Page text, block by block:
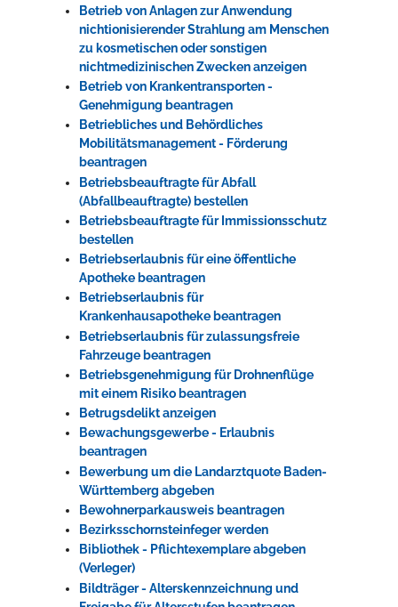
Betrieb von Anlagen zur Anwendung
nichtionisierender Strahlung am Menschen
zu kosmetischen oder sonstigen
nichtmedizinischen Zwecken anzeigen
Betrieb von Krankentransporten -
Genehmigung beantragen
Betriebliches und Behördliches
Mobilitätsmanagement - Förderung
beantragen
Betriebsbeauftragte für Abfall
(Abfallbeauftragte) bestellen
Betriebsbeauftragte für Immissionsschutz
bestellen
Betriebserlaubnis für eine öffentliche
Apotheke beantragen
Betriebserlaubnis für
Krankenhausapotheke beantragen
Betriebserlaubnis für zulassungsfreie
Fahrzeuge beantragen
Betriebsgenehmigung für Drohnenflüge
mit einem Risiko beantragen
Betrugsdelikt anzeigen
Bewachungsgewerbe - Erlaubnis
beantragen
Bewerbung um die Landarztquote Baden-
Württemberg abgeben
Bewohnerparkausweis beantragen
Bezirksschornsteinfeger werden
Bibliothek - Pflichtexemplare abgeben
(Verleger)
Bildträger - Alterskennzeichnung und